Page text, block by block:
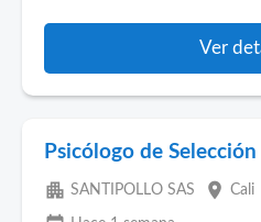
Ver
Psicólogo de Selección
apartment SANTIPOLLO SAS place Cali